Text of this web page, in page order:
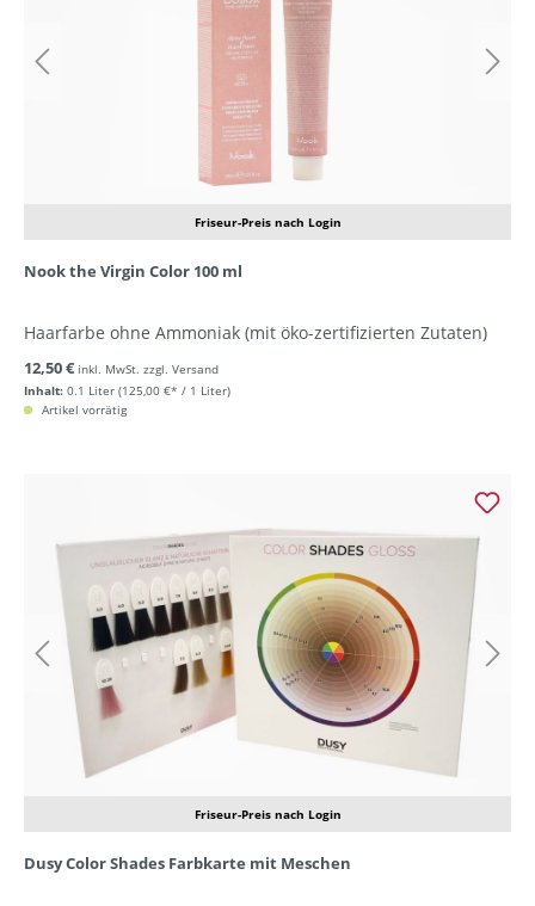
Friseur-Preis nach Login
Nook the Virgin Color 100 ml
Haarfarbe ohne Ammoniak (mit öko-zertifizierten Zutaten)
Inhalt: 0.1 Liter (125,00 €* / 1 Liter)
12,50 € inkl. MwSt. zzgl. Versand
Artikel vorrätig
Friseur-Preis nach Login
Dusy Color Shades Farbkarte mit Meschen